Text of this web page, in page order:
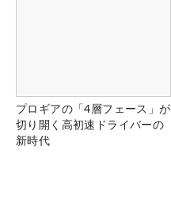
プロギアの「4層フェース」が
切り開く高初速ドライバーの
新時代